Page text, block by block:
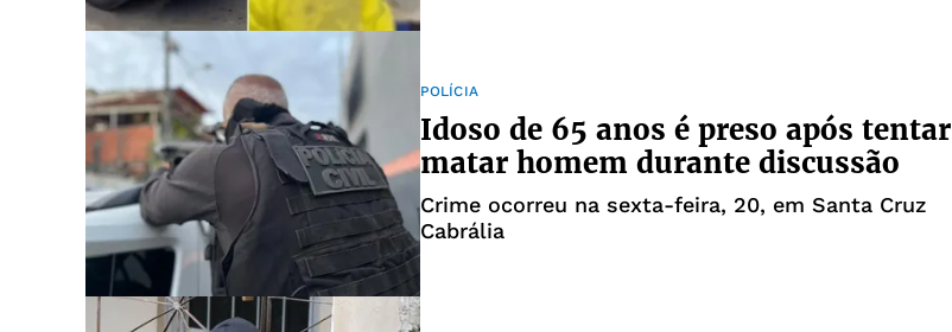
POLÍCIA
Idoso de 65 anos é preso após tentar
matar homem durante discussão
Crime ocorreu na sexta-feira, 20, em Santa Cruz
Cabrália